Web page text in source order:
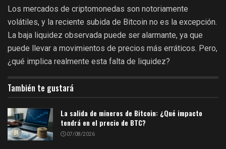
Los mercados de criptomonedas son notoriamente
volátiles, y la reciente subida de Bitcoin no es la excepción.
La baja liquidez observada puede ser alarmante, ya que
puede llevar a movimientos de precios más erráticos. Pero,
¿qué implica realmente esta falta de liquidez?
También te gustará
La salida de mineros de Bitcoin: ¿Qué impacto
tendrá en el precio de BTC?
07/08/2026